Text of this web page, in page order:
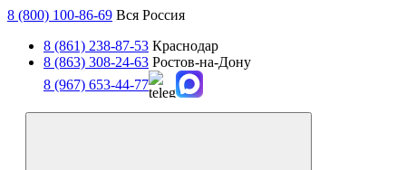
8 (800) 100-86-69 Вся Россия
8 (861) 238-87-53 Краснодар
8 (863) 308-24-63 Ростов-на-Дону
8 (967) 653-44-77